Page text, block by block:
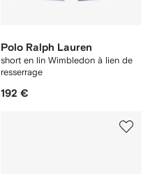
Polo Ralph Lauren
short en lin Wimbledon à lien de
resserrage
192 €